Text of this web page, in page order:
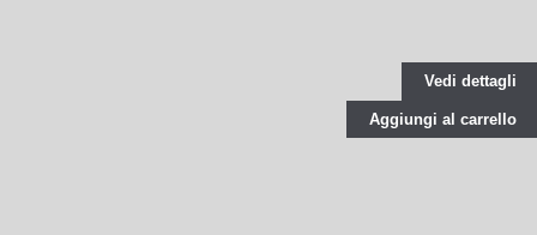
Vedi dettagli
Aggiungi al carrello